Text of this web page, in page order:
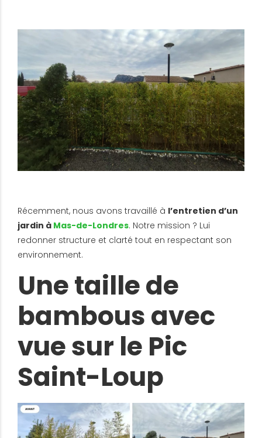
Récemment, nous avons travaillé à l’entretien d’un
jardin à Mas-de-Londres. Notre mission ? Lui
redonner structure et clarté tout en respectant son
environnement.
Une taille de
bambous avec
vue sur le Pic
Saint-Loup